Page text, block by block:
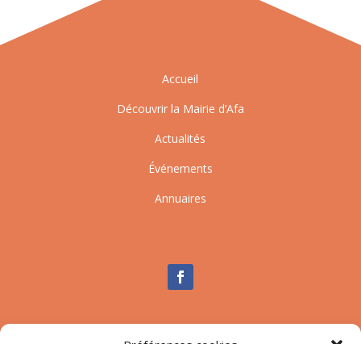
Accueil
Découvrir la Mairie d’Afa
Actualités
Événements
Annuaires
Nous contacter